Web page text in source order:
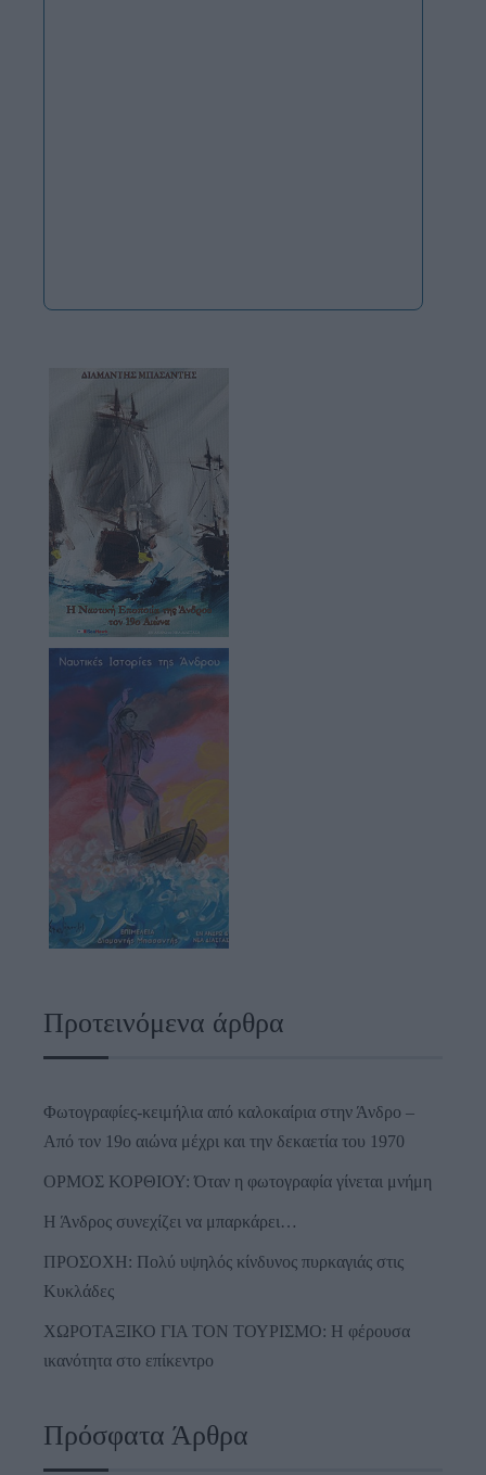
Προτεινόμενα άρθρα
Φωτογραφίες-κειμήλια από καλοκαίρια στην Άνδρο –
Από τον 19ο αιώνα μέχρι και την δεκαετία του 1970
ΟΡΜΟΣ ΚΟΡΘΙΟΥ: Όταν η φωτογραφία γίνεται μνήμη
Η Άνδρος συνεχίζει να μπαρκάρει…
ΠΡΟΣΟΧΗ: Πολύ υψηλός κίνδυνος πυρκαγιάς στις
Κυκλάδες
ΧΩΡΟΤΑΞΙΚΟ ΓΙΑ ΤΟΝ ΤΟΥΡΙΣΜΟ: Η φέρουσα
ικανότητα στο επίκεντρο
Πρόσφατα Άρθρα